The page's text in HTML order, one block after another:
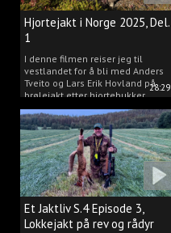
28:29
Hjortejakt i Norge 2025, Del.
1
I denne filmen reiser jeg til
vestlandet for å bli med Anders
Tveito og Lars Erik Hovland på
brølejakt etter hjortebukker.
Et Jaktliv S.4 Episode 3,
Lokkejakt på rev og rådyr